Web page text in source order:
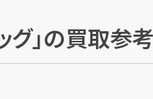
グ」の買取参